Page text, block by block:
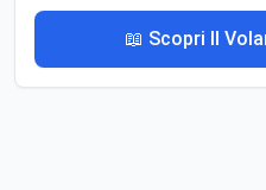
📖 Scopri Il